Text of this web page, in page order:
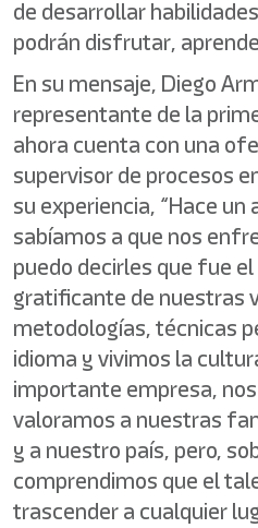
de desarrollar
podrán disfrutar,
En su mensaje, Diego
representante de la
ahora cuenta con una
supervisor de procesos
su experiencia, “Hace un
sabíamos a que nos
puedo decirles que fue
gratificante de nuestras
metodologías, técnicas
idioma y vivimos la
importante empresa,
valoramos a nuestras
y a nuestro país, pero,
comprendimos que el
trascender a cualquier